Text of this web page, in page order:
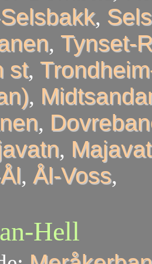
,
, Tynset-
st,
,
,
,
, Ål-Voss,
Hell